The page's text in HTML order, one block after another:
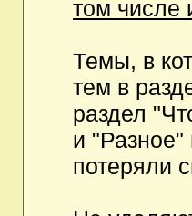
том числе
Темы, в
тем в
раздел
и "Разное"
потеряли